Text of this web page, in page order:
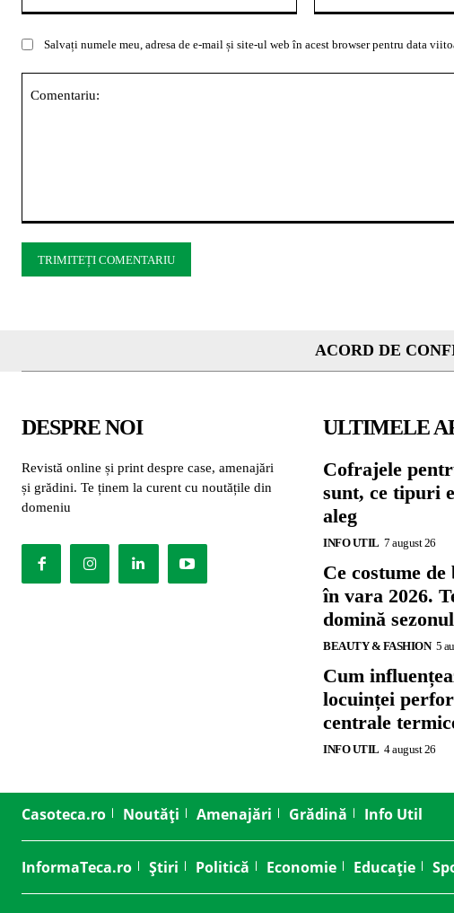
Salvați numele meu, adresa de e-mail și site-ul web în acest browser pentru data
ACORD DE
DESPRE NOI
Revistă online și print despre case, amenajări
și grădini. Te ținem la curent cu noutățile din
domeniu
ULTIMELE
Cofrajele
sunt, ce tipuri
aleg
INFO UTIL 7 august 26
Ce costume
în vara 2026.
domină
BEAUTY & FASHION 5
Cum
locuinței
centrale
INFO UTIL 4 august 26
Casoteca.ro Noutăți Amenajări Grădină Info Util
InformaTeca.ro Știri Politică Economie Educație